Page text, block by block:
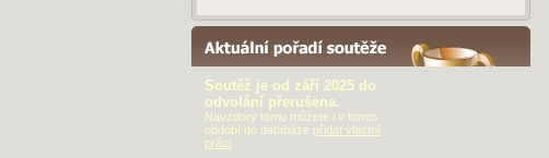
AKTUÁLNÍ POŘADÍ SOUTĚŽE
Soutěž je od září 2025 do
odvolání přerušena.
Navzdory tomu můžete i v tomto
období do databáze přidat vlastní
práci